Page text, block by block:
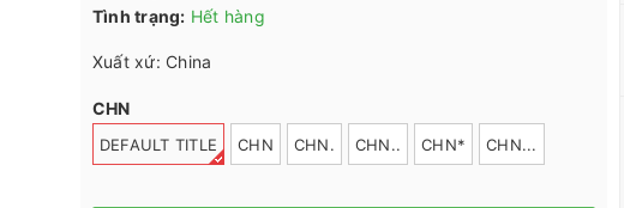
Tình trạng: Hết hàng
Xuất xứ: China
CHN
DEFAULT TITLE CHN CHN. CHN.. CHN* CHN...